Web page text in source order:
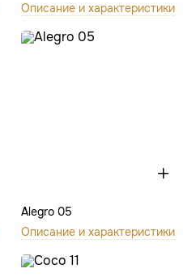
Описание и характеристики
Alegro 05
Описание и характеристики